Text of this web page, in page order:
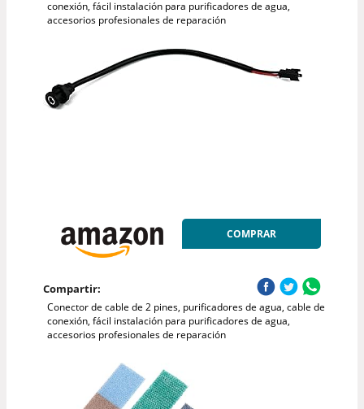
conexión, fácil instalación para purificadores de agua,
accesorios profesionales de reparación
COMPRAR
Compartir:
Conector de cable de 2 pines, purificadores de agua, cable de
conexión, fácil instalación para purificadores de agua,
accesorios profesionales de reparación